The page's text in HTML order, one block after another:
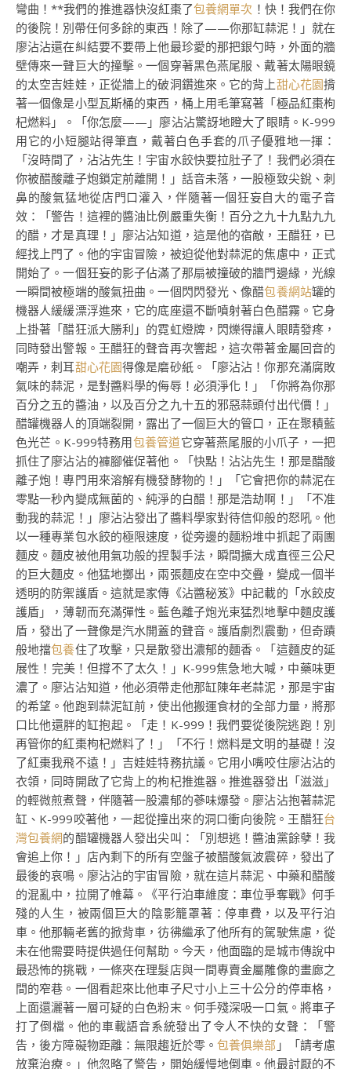
彎曲！**我們的推進器快沒紅棗了包養網單次 ！快！我們在你
的後院！別帶任何多餘的東西！除了——你那缸蒜泥！」就在
廖沾沾還在糾結要不要帶上他最珍愛的那把銀勺時，外面的牆
壁傳來一聲巨大的撞擊。一個穿著黑色燕尾服、戴著太陽眼鏡
的太空吉娃娃，正從牆上的破洞鑽進來。它的背上甜心花園揹
著一個像是小型瓦斯桶的東西，桶上用毛筆寫著「極品紅棗枸
杞燃料」。「你怎麼——」廖沾沾驚訝地瞪大了眼睛。K-999
用它的小短腿站得筆直，戴著白色手套的爪子優雅地一揮：
「沒時間了，沾沾先生！宇宙水餃快要拉肚子了！我們必須在
你被醋酸離子炮鎖定前離開！」話音未落，一股極致尖銳、刺
鼻的酸氣猛地從店門口灌入，伴隨著一個狂妄自大的電子音
效：「警告！這裡的醬油比例嚴重失衡！百分之九十九點九九
的醋，才是真理！」廖沾沾知道，這是他的宿敵，王醋狂，已
經找上門了。他的宇宙冒險，被迫從他對蒜泥的焦慮中，正式
開始了。一個狂妄的影子佔滿了那扇被撞破的牆門邊緣，光線
一瞬間被極端的酸氣扭曲。一個閃閃發光、像醋包養網站罐的
機器人緩緩漂浮進來，它的底座還不斷噴射著白色醋霧。它身
上掛著「醋狂派大勝利」的霓虹燈牌，閃爍得讓人眼睛發疼，
同時發出警報。王醋狂的聲音再次響起，這次帶著金屬回音的
嘲弄，刺耳甜心花園得像是磨砂紙。「廖沾沾！你那充滿腐敗
氣味的蒜泥，是對醬料學的侮辱！必須淨化！」「你將為你那
百分之五的醬油，以及百分之九十五的邪惡蒜頭付出代價！」
醋罐機器人的頂端裂開，露出了一個巨大的管口，正在聚積藍
色光芒。K-999特務用包養管道它穿著燕尾服的小爪子，一把
抓住了廖沾沾的褲腳催促著他。「快點！沾沾先生！那是醋酸
離子炮！專門用來溶解有機發酵物的！」「它會把你的蒜泥在
零點一秒內變成無菌的、純淨的白醋！那是浩劫啊！」「不准
動我的蒜泥！」廖沾沾發出了醬料學家對待信仰般的怒吼。他
以一種專業包水餃的極限速度，從旁邊的麵粉堆中抓起了兩團
麵皮。麵皮被他用氣功般的捏製手法，瞬間擴大成直徑三公尺
的巨大麵皮。他猛地擲出，兩張麵皮在空中交疊，變成一個半
透明的防禦護盾。這就是家傳《沾醬秘笈》中記載的「水餃皮
護盾」，薄韌而充滿彈性。藍色離子炮光束猛烈地擊中麵皮護
盾，發出了一聲像是汽水開蓋的聲音。護盾劇烈震動，但奇蹟
般地擋包養住了攻擊，只是散發出濃郁的麵香。「這麵皮的延
展性！完美！但撐不了太久！」K-999焦急地大喊，中藥味更
濃了。廖沾沾知道，他必須帶走他那缸陳年老蒜泥，那是宇宙
的希望。他跑到蒜泥缸前，使出他搬運食材的全部力量，將那
口比他還胖的缸抱起。「走！K-999！我們要從後院逃跑！別
再管你的紅棗枸杞燃料了！」「不行！燃料是文明的基礎！沒
了紅棗我飛不遠！」吉娃娃特務抗議。它用小嘴咬住廖沾沾的
衣領，同時開啟了它背上的枸杞推進器。推進器發出「滋滋」
的輕微煎煮聲，伴隨著一股濃郁的蔘味爆發。廖沾沾抱著蒜泥
缸、K-999咬著他，一起從撞出來的洞口衝向後院。王醋狂台
灣包養網的醋罐機器人發出尖叫：「別想逃！醬油黨餘孽！我
會追上你！」店內剩下的所有空盤子被醋酸氣波震碎，發出了
最後的哀鳴。廖沾沾的宇宙冒險，就在這片蒜泥、中藥和醋酸
的混亂中，拉開了帷幕。《平行泊車維度：車位爭奪戰》何手
殘的人生，被兩個巨大的陰影籠罩著：停車費，以及平行泊
車。他那輛老舊的掀背車，彷彿繼承了他所有的駕駛焦慮，從
未在他需要時提供過任何幫助。今天，他面臨的是城市傳說中
最恐怖的挑戰，一條夾在理髮店與一間專賣金屬雕像的畫廊之
間的窄巷。一個看起來比他車子尺寸小上三十公分的停車格，
上面還灑著一層可疑的白色粉末。何手殘深吸一口氣。將車子
打了倒檔。他的車載語音系統發出了令人不快的女聲：「警
告，後方障礙物距離：無限趨近於零。 包養俱樂部 」「請考慮
放棄治療。」他忽略了警告，開始緩慢地倒車。他最討厭的不